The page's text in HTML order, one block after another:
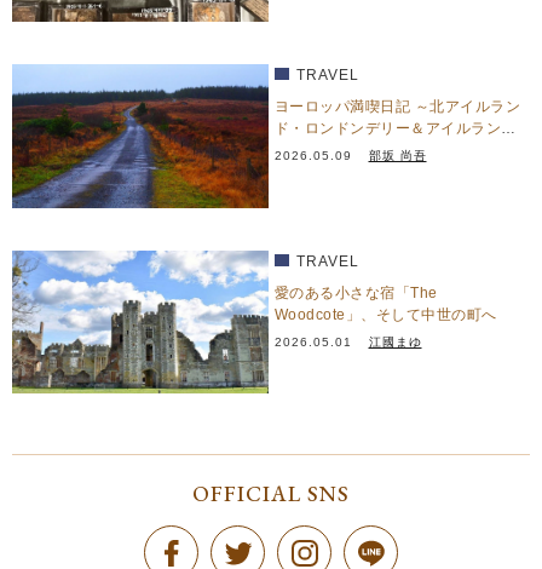
TRAVEL
ヨーロッパ満喫日記 ～北アイルラン
ド・ロンドンデリー＆アイルラン
ド・ドニゴール篇～
2026.05.09 部坂 尚吾
TRAVEL
愛のある小さな宿「The
Woodcote」、そして中世の町へ
2026.05.01 江國まゆ
OFFICIAL SNS